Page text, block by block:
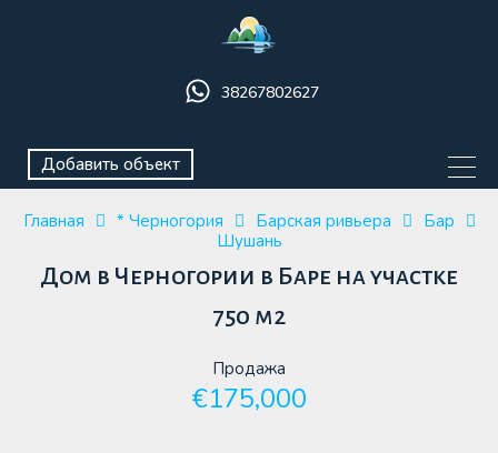
38267802627
Добавить объект
Главная * Черногория Барская ривьера
Бар
Шушань
Дом в Черногории в Баре на участке
750 м2
Продажа
€175,000